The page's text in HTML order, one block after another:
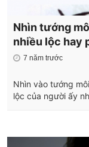
Nhìn tướng
nhiều lộc hay
7 năm trước
Nhìn vào tướng
lộc của người ấy